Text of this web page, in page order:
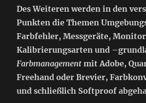
Des Weiteren werden in den
Punkten die Themen
Farbfehler, Messgeräte,
Kalibrierungsarten und
Farbmanagement mit Adobe,
Freehand oder Brevier,
und schließlich Softproof